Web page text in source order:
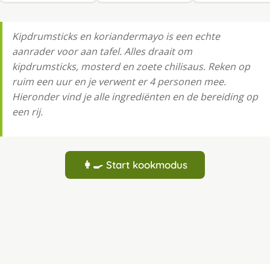
Kipdrumsticks en koriandermayo is een echte
aanrader voor aan tafel. Alles draait om
kipdrumsticks, mosterd en zoete chilisaus. Reken op
ruim een uur en je verwent er 4 personen mee.
Hieronder vind je alle ingrediënten en de bereiding op
een rij.
👩‍🍳 Start kookmodus